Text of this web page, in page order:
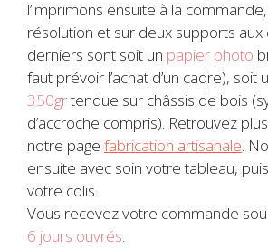
l’imprimons ensuite à la commande,
résolution et sur deux supports aux
derniers sont soit un papier photo
faut prévoir l’achat d’un cadre), soit
350grtendue sur châssis de bois
d’accroche compris). Retrouvez
notre page fabrication artisanale.
ensuite avec soin votre tableau,
votre colis.
Vous recevez votre commande
6 jours ouvrés.